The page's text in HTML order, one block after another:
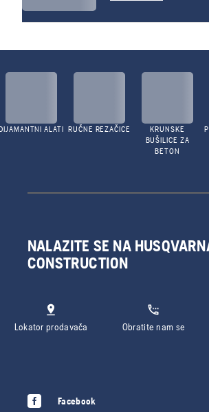
ALATI RUČNE REZAČICE
KRUNSKE
BUŠILICE ZA
BETON
NALAZITE SE NA
CONSTRUCTION
Lokator prodavača Obratite nam se
Facebook